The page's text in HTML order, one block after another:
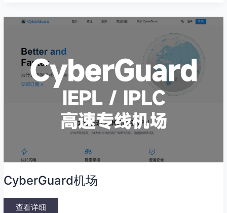
CyberGuard机场
CyberGuard
查看详细